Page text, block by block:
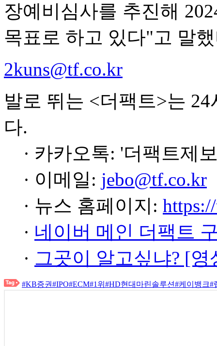
장예비심사를 추진해
목표로 하고 있다"고 말
2kuns@tf.co.kr
발로 뛰는 <더팩트>는
다.
· 카카오톡: '더팩트제
· 이메일: jebo@tf.co.kr
· 뉴스 홈페이지:
· 네이버 메인 더팩트
· 그곳이 알고싶냐? [
#KB증권#IPO#ECM#1위 #HD현대마린솔루션#케이뱅크#